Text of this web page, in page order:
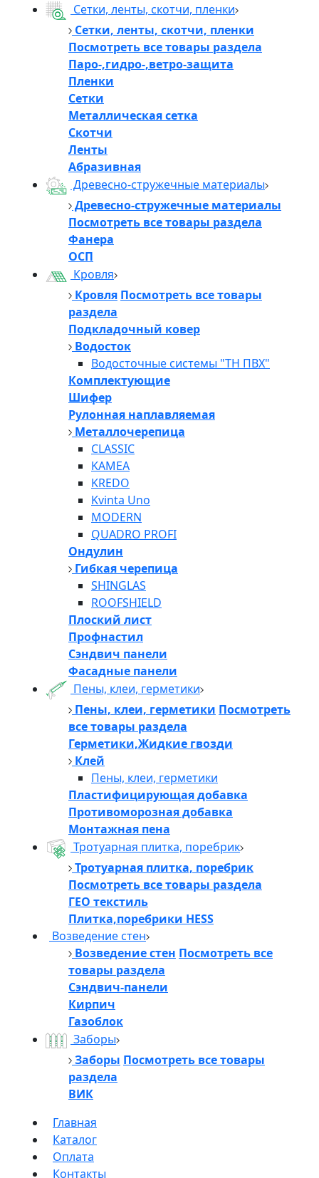
Сетки, ленты, скотчи, пленки
Сетки, ленты, скотчи, пленки
Посмотреть все товары раздела
Паро-,гидро-,ветро-защита
Пленки
Сетки
Металлическая сетка
Скотчи
Ленты
Абразивная
Древесно-стружечные материалы
Древесно-стружечные материалы
Посмотреть все товары раздела
Фанера
ОСП
Кровля
Кровля Посмотреть все товары
раздела
Подкладочный ковер
Водосток
Водосточные системы "ТН ПВХ"
Комплектующие
Шифер
Рулонная наплавляемая
Металлочерепица
CLASSIC
KAMEA
KREDO
Kvinta Uno
MODERN
QUADRO PROFI
Ондулин
Гибкая черепица
SHINGLAS
ROOFSHIELD
Плоский лист
Профнастил
Сэндвич панели
Фасадные панели
Пены, клеи, герметики
Пены, клеи, герметики Посмотреть
все товары раздела
Герметики,Жидкие гвозди
Клей
Пены, клеи, герметики
Пластифицирующая добавка
Противоморозная добавка
Монтажная пена
Тротуарная плитка, поребрик
Тротуарная плитка, поребрик
Посмотреть все товары раздела
ГЕО текстиль
Плитка,поребрики HESS
Возведение стен
Возведение стен Посмотреть все
товары раздела
Сэндвич-панели
Кирпич
Газоблок
Заборы
Заборы Посмотреть все товары
раздела
ВИК
Главная
Каталог
Оплата
Контакты